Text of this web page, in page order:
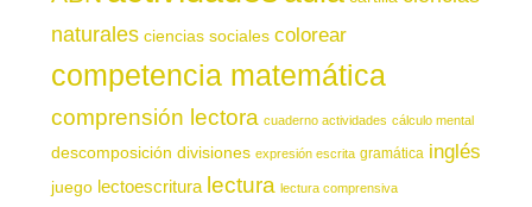
naturales ciencias sociales colorear
competencia matemática
comprensión lectora cuaderno actividades cálculo mental
descomposición divisiones expresión escrita gramática inglés
juego lectoescritura lectura lectura comprensiva